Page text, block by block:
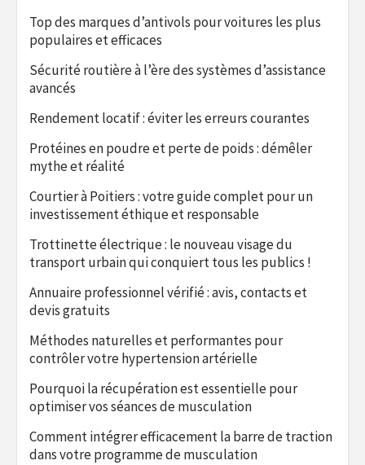
Top des marques d’antivols pour voitures les plus
populaires et efficaces
Sécurité routière à l’ère des systèmes d’assistance
avancés
Rendement locatif : éviter les erreurs courantes
Protéines en poudre et perte de poids : démêler
mythe et réalité
Courtier à Poitiers : votre guide complet pour un
investissement éthique et responsable
Trottinette électrique : le nouveau visage du
transport urbain qui conquiert tous les publics !
Annuaire professionnel vérifié : avis, contacts et
devis gratuits
Méthodes naturelles et performantes pour
contrôler votre hypertension artérielle
Pourquoi la récupération est essentielle pour
optimiser vos séances de musculation
Comment intégrer efficacement la barre de traction
dans votre programme de musculation